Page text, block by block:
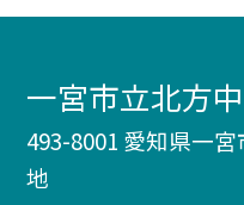
一宮市立北方
493-8001 愛知県一
地